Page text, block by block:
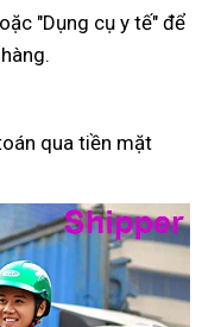
"Dụng cụ y tế" để
qua tiền mặt